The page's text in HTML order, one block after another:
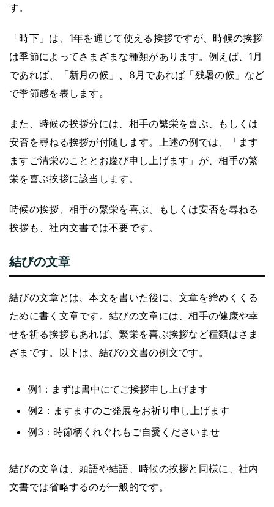
す。
「時下」は、1年を通じて使える挨拶ですが、時候の挨拶
は季節によってさまざまな種類があります。例えば、1月
であれば、「新月の候」、8月であれば「残暑の候」など
で季節感を表します。
また、時候の挨拶分には、相手の繁栄を喜ぶ、もしくは
安否を尋ねる挨拶が付随します。上述の例では、「ます
ますご清栄のこととお慶び申し上げます」が、相手の繁
栄を喜ぶ挨拶に該当します。
時候の挨拶、相手の繁栄を喜ぶ、もしくは安否を尋ねる
挨拶も、社内文書では不要です。
結びの文章
結びの文章とは、本文を書いた後に、文章を締めくくる
ために書く文章です。結びの文章には、相手の健康や幸
せを祈る挨拶もあれば、繁栄を喜ぶ挨拶など種類はさま
ざまです。以下は、結びの文書の例文です。
例1：まずは書中にてご挨拶申し上げます
例2：ますますのご発展をお祈り申し上げます
例3：時節柄くれぐれもご自愛くださいませ
結びの文章は、頭語や結語、時候の挨拶と同様に、社内
文書では省略するのが一般的です。